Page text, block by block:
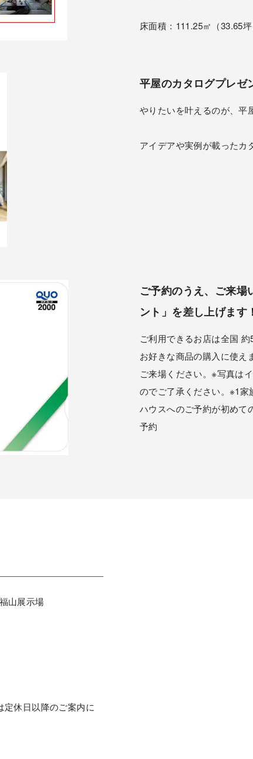
床面積：111.25㎡（33.65坪
平屋のカタログプレゼ
やりたいを叶えるのが、平
アイデアや実例が載ったカ
ご予約のうえ、ご来
ント」を差し上げます！
ご利用できるお店は全国
お好きな商品の購入に使え
ご来場ください。※写真は
のでご了承ください。※1
ハウスへのご予約が初めて
予約
山展示場
休日以降のご案内に